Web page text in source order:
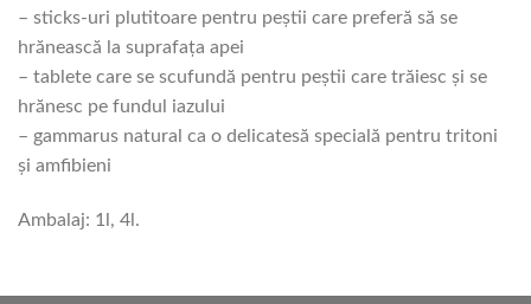
– sticks-uri plutitoare pentru peştii care preferă să se
hrănească la suprafaţa apei
– tablete care se scufundă pentru peştii care trăiesc şi se
hrănesc pe fundul iazului
– gammarus natural ca o delicatesă specială pentru tritoni
şi amfibieni
Ambalaj: 1l, 4l.